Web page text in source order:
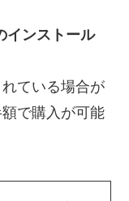
インストール
ている場合が
で購入が可能